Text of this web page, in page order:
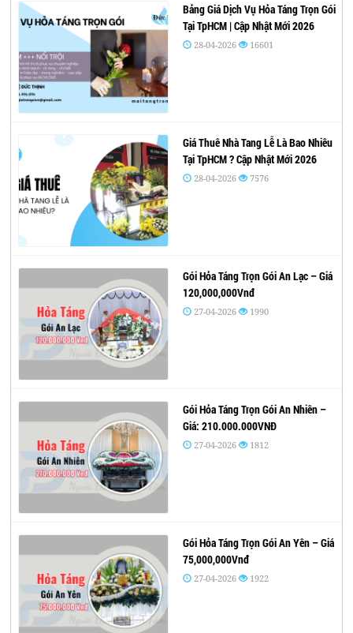
Bảng Giá Dịch Vụ Hỏa Táng Trọn Gói
Tại TpHCM | Cập Nhật Mới 2026
28-04-2026 16601
Giá Thuê Nhà Tang Lễ Là Bao Nhiêu
Tại TpHCM ? Cập Nhật Mới 2026
28-04-2026 7576
Gói Hỏa Táng Trọn Gói An Lạc – Giá
120,000,000Vnđ
27-04-2026 1990
Gói Hỏa Táng Trọn Gói An Nhiên –
Giá: 210.000.000VNĐ
27-04-2026 1812
Gói Hỏa Táng Trọn Gói An Yên – Giá
75,000,000Vnđ
27-04-2026 1922